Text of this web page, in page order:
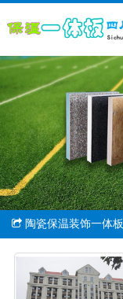
陶瓷保温装饰一体板